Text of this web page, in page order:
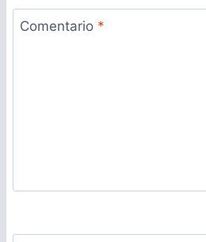
Comentario *